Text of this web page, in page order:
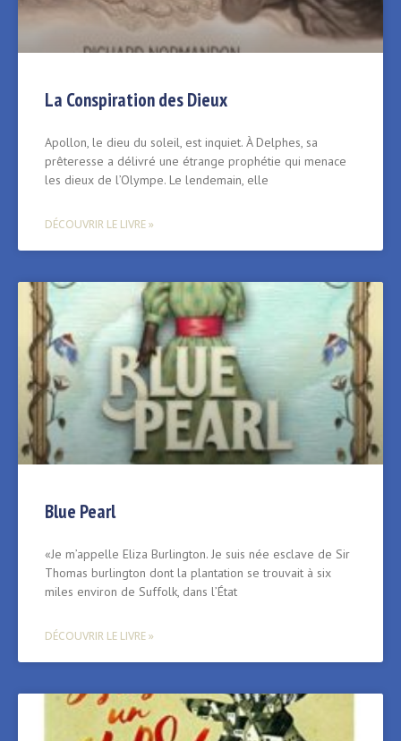
La Conspiration des Dieux
Apollon, le dieu du soleil, est inquiet. À Delphes, sa
prêteresse a délivré une étrange prophétie qui menace
les dieux de l’Olympe. Le lendemain, elle
DÉCOUVRIR LE LIVRE »
Blue Pearl
«Je m’appelle Eliza Burlington. Je suis née esclave de Sir
Thomas burlington dont la plantation se trouvait à six
miles environ de Suffolk, dans l’État
DÉCOUVRIR LE LIVRE »